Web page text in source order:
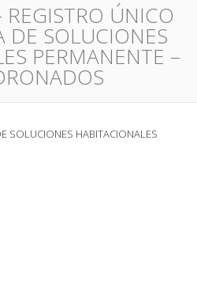
ÚNICO
DE SOLUCIONES
PERMANENTE –
SOLUCIONES HABITACIONALES